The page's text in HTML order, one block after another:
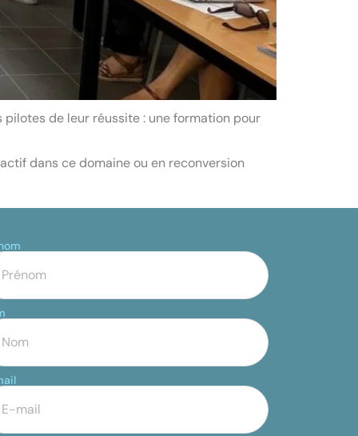
de leur réussite : une formation pour
dans ce domaine ou en reconversion